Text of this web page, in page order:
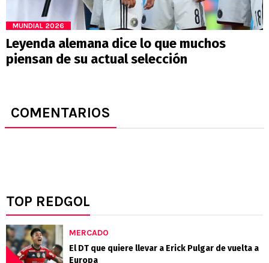
MUNDIAL 2026
Leyenda alemana dice lo que muchos
piensan de su actual selección
COMENTARIOS
TOP REDGOL
MERCADO
El DT que quiere llevar a Erick Pulgar de vuelta a
Europa